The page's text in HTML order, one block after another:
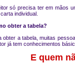
só precisa ter em mãos
individual.
obter a tabela?
obter a tabela, muitas
já tem conhecimentos
E quem